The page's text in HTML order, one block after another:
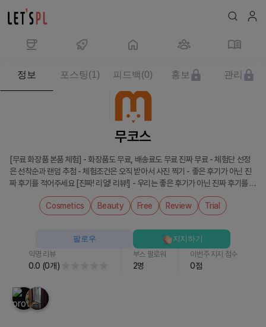
서
무코스
[무료 화장품 본품 체험] - 화장품도 무료, 배송료도 무료 진짜 무료 - 체험단 선정
은 선착순과 랜덤 추첨 - 체험조건은 오직 받아서 사진 찍기 - 좋은 후기가 아닌 진
짜 후기를 적어주세요 [진짜! 리얼! 리뷰!] - 우리는 좋은 후기가 아닌 진짜 후기를 원
합니다. - 포인트를 받기 위해 작성된 수 만개의 후기는 노노!! - 30일동안 충분히
사용해보시고 후기를 적어주세요 - 안좋은 화장품이라면 안좋다고 꼭!! 적어주세요
무코스에서 무료로 체험가능! 글로벌 시대, 글로벌 화장품도 경험해봐요 코덕이라
면 무코스에서 마음껏 화장품을 경험해보세요. 다양한 혜택 장난아니죠?! 바로 여
러분을 위해 준비했습니다.
Cosmetics Beauty Free Review Trial
익명 리뷰
0.0 (0개)
부스 팔로워
2명
이번주 지지 점수
0점
팔로우 지지하기
정보 포스팅(1 ) 피드백 (0) 홍보 관리